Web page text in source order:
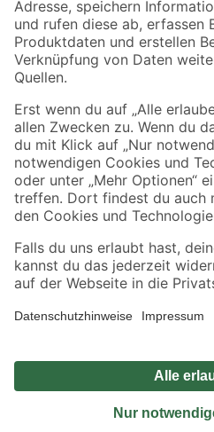
Zahlungsarten
Sicher einkaufen
Jetzt die toom-App herunterladen
Alle Preisangaben in EUR inkl. gesetzl. MwSt..
Umständen nicht in allen Märkten verfügbar. Die
Produkte nur solange der Vorrat reicht.
*Paketversand ab 59 € versandkostenfrei, gilt
Privatsphäre
Nutzungsbedingungen
Widerrufsrecht